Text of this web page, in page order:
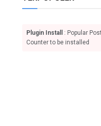
Plugin Install
: Popular
Counter to be installed